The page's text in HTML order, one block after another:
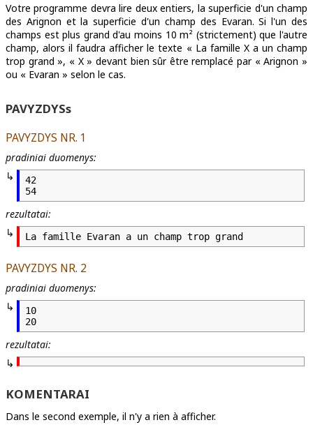
Votre programme devra lire deux entiers, la superficie d'un champ
des Arignon et la superficie d'un champ des Evaran. Si l'un des
champs est plus grand d'au moins 10 m² (strictement) que l'autre
champ, alors il faudra afficher le texte « La famille X a un champ
trop grand », « X » devant bien sûr être remplacé par « Arignon »
ou « Evaran » selon le cas.
PAVYZDYSs
PAVYZDYS NR. 1
pradiniai duomenys:
42
54
rezultatai:
La famille Evaran a un champ trop grand
PAVYZDYS NR. 2
pradiniai duomenys:
10
20
rezultatai:
KOMENTARAI
Dans le second exemple, il n'y a rien à afficher.